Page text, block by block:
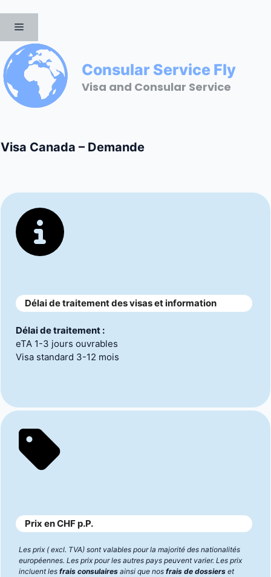
contenu
Consular Service Fly
Visa and Consular Service
MENU
Visa Canada – Demande
Délai de traitement des visas et information
Délai de traitement :
eTA 1-3 jours ouvrables
Visa standard 3-12 mois
Prix en CHF p.P.
Les prix ( excl. TVA) sont valables pour la majorité des nationalités
européennes. Les prix pour les autres pays peuvent varier. Les prix
incluent les frais consulaires ainsi que nos frais de dossiers et